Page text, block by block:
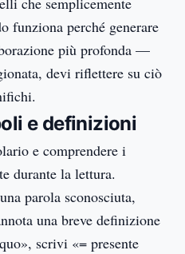
funziona perché generare
più profonda —
devi riflettere su ciò
e definizioni
e comprendere i
durante la lettura.
parola sconosciuta,
una breve definizione
scrivi «= presente